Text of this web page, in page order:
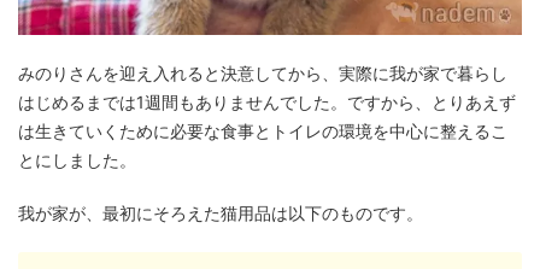
みのりさんを迎え入れると決意してから、実際に我が家で暮らし
はじめるまでは1週間もありませんでした。ですから、とりあえず
は生きていくために必要な食事とトイレの環境を中心に整えるこ
とにしました。
我が家が、最初にそろえた猫用品は以下のものです。